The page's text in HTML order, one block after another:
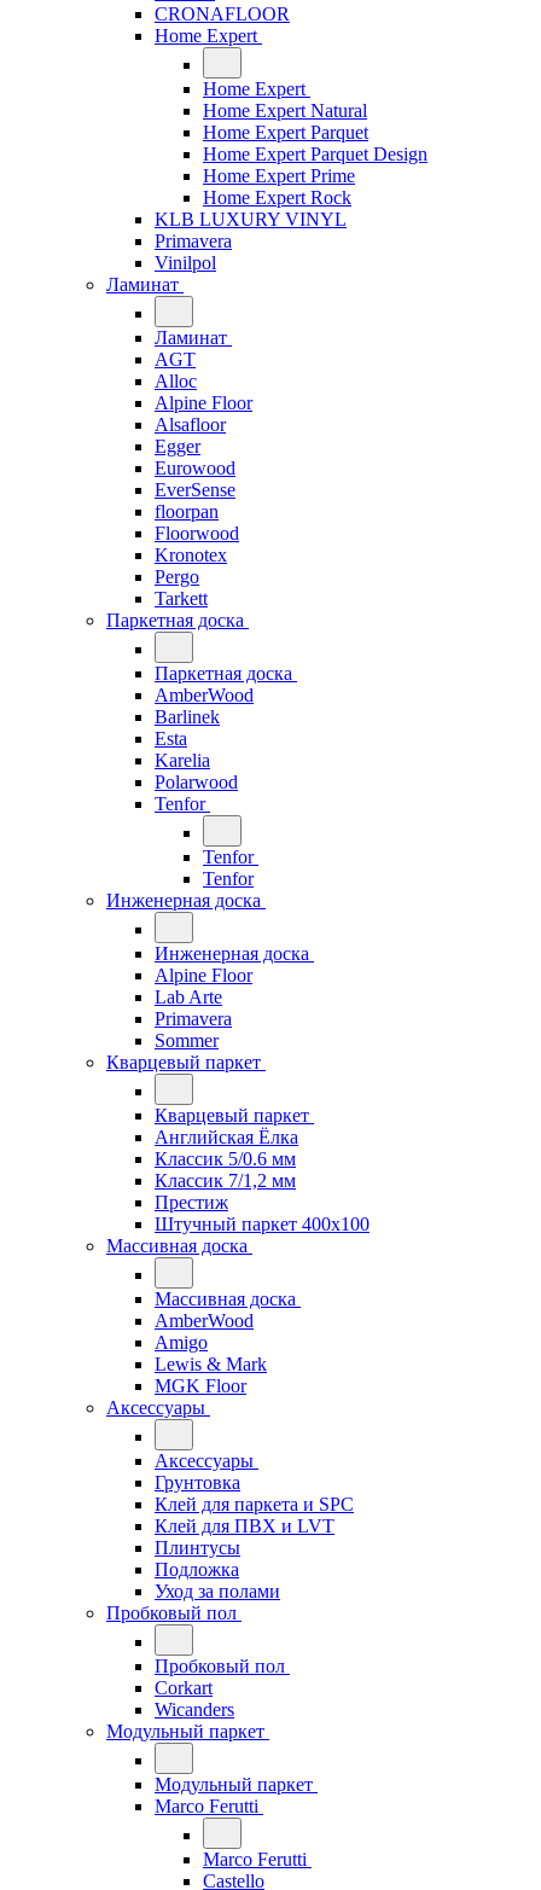
CRONAFLOOR
Home Expert
Home Expert
Home Expert Natural
Home Expert Parquet
Home Expert Parquet Design
Home Expert Prime
Home Expert Rock
KLB LUXURY VINYL
Primavera
Vinilpol
Ламинат
Ламинат
AGT
Alloc
Alpine Floor
Alsafloor
Egger
Eurowood
EverSense
floorpan
Floorwood
Kronotex
Pergo
Tarkett
Паркетная доска
Паркетная доска
AmberWood
Barlinek
Esta
Karelia
Polarwood
Tenfor
Tenfor
Tenfor
Инженерная доска
Инженерная доска
Alpine Floor
Lab Arte
Primavera
Sommer
Кварцевый паркет
Кварцевый паркет
Английская Ёлка
Классик 5/0.6 мм
Классик 7/1,2 мм
Престиж
Штучный паркет 400x100
Массивная доска
Массивная доска
AmberWood
Amigo
Lewis & Mark
MGK Floor
Аксессуары
Аксессуары
Грунтовка
Клей для паркета и SPC
Клей для ПВХ и LVT
Плинтусы
Подложка
Уход за полами
Пробковый пол
Пробковый пол
Corkart
Wicanders
Модульный паркет
Модульный паркет
Marco Ferutti
Marco Ferutti
Castello